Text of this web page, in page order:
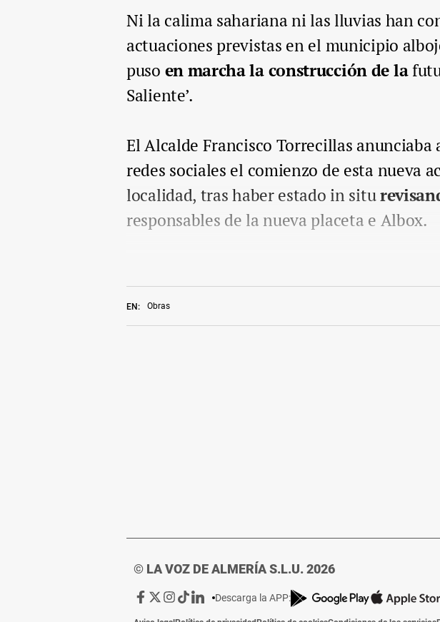
EN: Obras
Ni la calima sahariana ni las lluvias han
actuaciones previstas en el municipio
puso en marcha la construcción de la
Saliente’.
El Alcalde Francisco Torrecillas anunciaba
redes sociales el comienzo de esta nueva
localidad, tras haber estado in situ
responsables de la nueva placeta e Albox.
© LA VOZ DE ALMERÍA S.L.U. 2026
Ir
Ir
Ir Ir Ir
Descarga la APP: